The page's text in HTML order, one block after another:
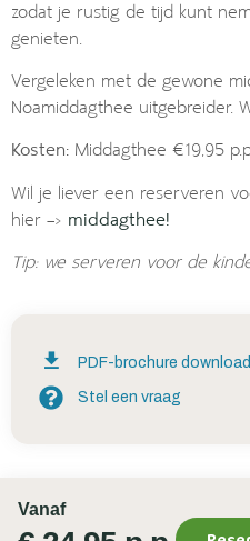
zodat je rustig de tijd kunt
genieten.
Vergeleken met de gewone
Noamiddagthee uitgebreider.
Kosten: Middagthee €19,95
Wil je liever een reserveren
hier –> middagthee!
Tip: we serveren voor de
PDF-brochure
Stel een vraag
Vanaf